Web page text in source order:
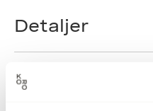
Detaljer
Datering